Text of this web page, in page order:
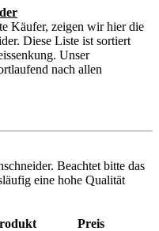
Käufer, zeigen wir hier die
Diese Liste ist sortiert
Unser
nach allen
Beachtet bitte das
eine hohe Qualität
Preis